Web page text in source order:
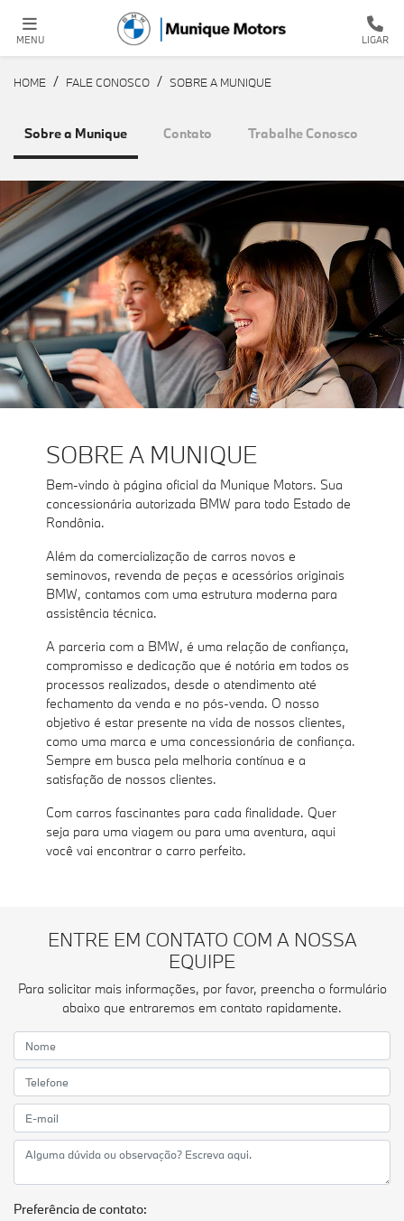
MENU LIGAR
HOME FALE CONOSCO SOBRE A MUNIQUE
Contato
Sobre a Munique Trabalhe Conosco
SOBRE A MUNIQUE
Bem-vindo à página oficial da Munique Motors. Sua
concessionária autorizada BMW para todo Estado de
Rondônia.
Além da comercialização de carros novos e
seminovos, revenda de peças e acessórios originais
BMW, contamos com uma estrutura moderna para
assistência técnica.
A parceria com a BMW, é uma relação de confiança,
compromisso e dedicação que é notória em todos os
processos realizados, desde o atendimento até
fechamento da venda e no pós-venda. O nosso
objetivo é estar presente na vida de nossos clientes,
como uma marca e uma concessionária de confiança.
Sempre em busca pela melhoria contínua e a
satisfação de nossos clientes.
Com carros fascinantes para cada finalidade. Quer
seja para uma viagem ou para uma aventura, aqui
você vai encontrar o carro perfeito.
ENTRE EM CONTATO COM A NOSSA
EQUIPE
Para solicitar mais informações, por favor, preencha o formulário
abaixo que entraremos em contato rapidamente.
Preferência de contato: